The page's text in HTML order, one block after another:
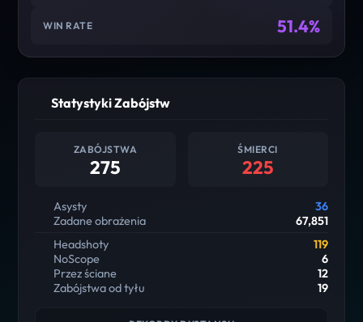
WIN RATE 51.4%
Statystyki Zabójstw
ZABÓJSTWA
275
ŚMIERCI
225
Asysty
36
Zadane obrażenia
67,851
Headshoty
119
NoScope
6
Przez ściane
12
Zabójstwa od tyłu
19